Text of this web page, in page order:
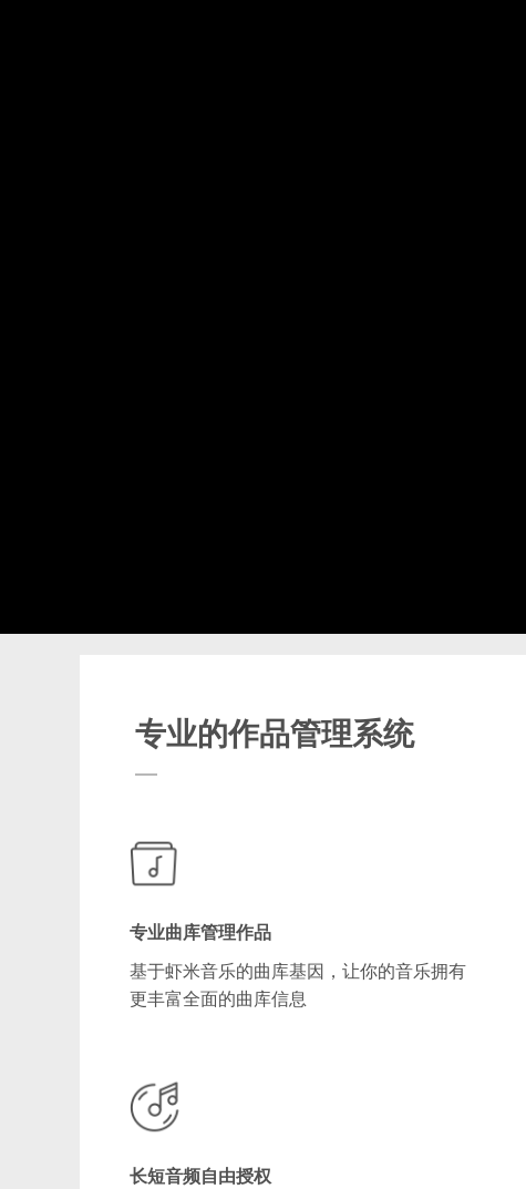
专业的作品管理系统
专业曲库管理作品
基于虾米音乐的曲库基因，让你的音乐拥有
更丰富全面的曲库信息
长短音频自由授权